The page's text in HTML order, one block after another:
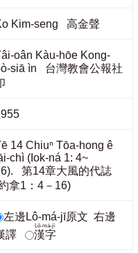
Kim-seng 高金聲
oân Kàu-hōe Kong-
siā ìn 台灣教會公報社
14 Chiuⁿ Tōa-hong ê
chì (Iok-ná 1: 4~
第14章大風的代誌
拿1：4－16)
左邊Lô-má-jī原文 右邊
譯
漢字
Lô-má-jī